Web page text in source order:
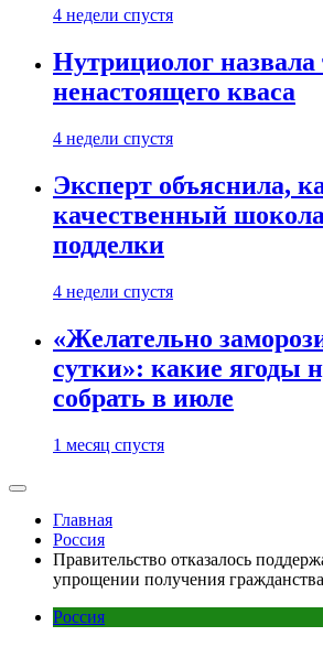
4 недели спустя
Нутрициолог
ненастоящего кваса
4 недели спустя
Эксперт объяснила,
качественный
подделки
4 недели спустя
«Желательно
сутки»: какие ягоды
собрать в июле
1 месяц спустя
Главная
Россия
Правительство отказалось
упрощении получения
Россия